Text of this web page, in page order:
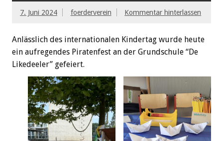
7. Juni 2024 foerderverein Kommentar hinterlassen
Anlässlich des internationalen Kindertag wurde heute
ein aufregendes Piratenfest an der Grundschule “De
Likedeeler” gefeiert.